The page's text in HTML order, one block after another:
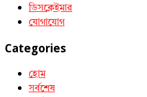
ডিসক্লেইমার
যোগাযোগ
Categories
হোম
সর্বশেষ